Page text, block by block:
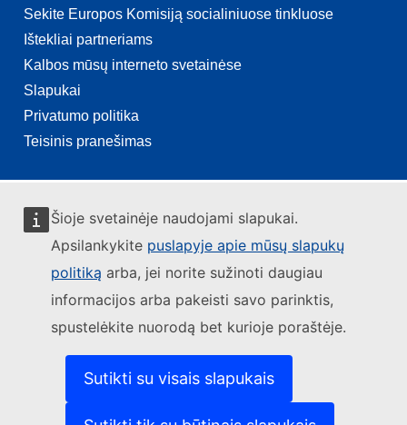
Šioje svetainėje naudojami slapukai.
Apsilankykite puslapyje apie mūsų slapukų
politiką arba, jei norite sužinoti daugiau
informacijos arba pakeisti savo parinktis,
spustelėkite nuorodą bet kurioje poraštėje.
Sutikti su visais slapukais
Sekite Europos Komisiją socialiniuose tinkluose
Ištekliai partneriams
Kalbos mūsų interneto svetainėse
Slapukai
Privatumo politika
Teisinis pranešimas